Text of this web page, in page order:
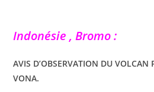
Indonésie , Bromo :
AVIS D’OBSERVATION DU VOLCAN
VONA.